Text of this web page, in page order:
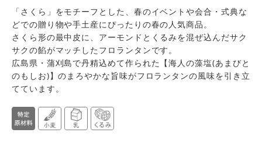
「さくら」をモチーフとした、春のイベントや会合・式典な
どでの贈り物や手土産にぴったりの春の人気商品。
さくら形の最中皮に、アーモンドとくるみを混ぜ込んだサク
サクの餡がマッチしたフロランタンです。
広島県・蒲刈島で丹精込めて作られた【海人の藻塩(あまびと
のもしお)】のまろやかな旨味がフロランタンの風味を引き立
てています。